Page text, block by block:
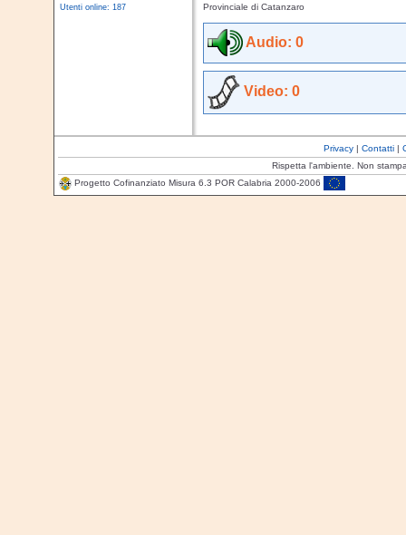
Utenti online: 187
Provinciale di Catanzaro
Audio: 0
Video: 0
Privacy| Contatti|
Rispetta l'ambiente. Non
Progetto Cofinanziato Misura 6.3 POR Calabria 2000-2006